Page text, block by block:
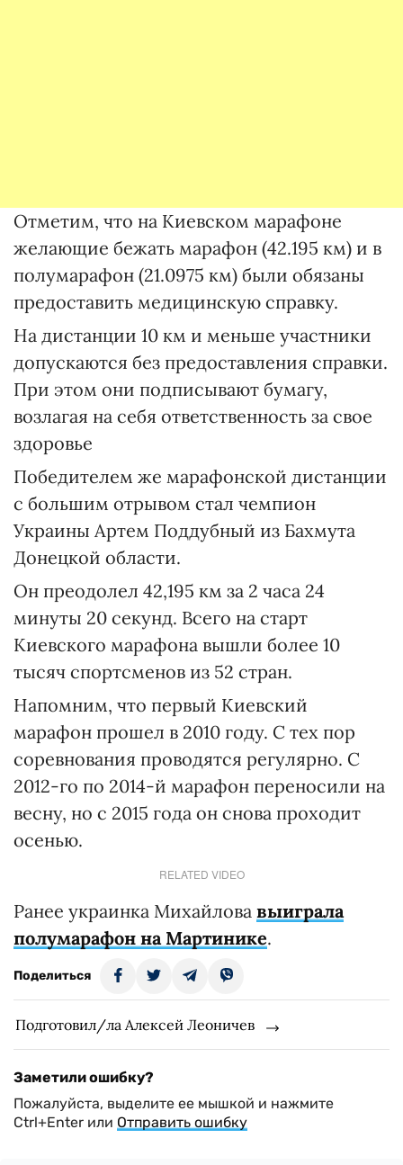
Отметим, что на Киевском марафоне
желающие бежать марафон (42.195 км) и в
полумарафон (21.0975 км) были обязаны
предоставить медицинскую справку.
На дистанции 10 км и меньше участники
допускаются без предоставления справки.
При этом они подписывают бумагу,
возлагая на себя ответственность за свое
здоровье
Победителем же марафонской дистанции
с большим отрывом стал чемпион
Украины Артем Поддубный из Бахмута
Донецкой области.
Он преодолел 42,195 км за 2 часа 24
минуты 20 секунд. Всего на старт
Киевского марафона вышли более 10
тысяч спортсменов из 52 стран.
Напомним, что первый Киевский
марафон прошел в 2010 году. С тех пор
соревнования проводятся регулярно. С
2012-го по 2014-й марафон переносили на
весну, но с 2015 года он снова проходит
осенью.
RELATED VIDEO
Ранее украинка Михайлова выиграла
полумарафон на Мартинике.
Поделиться
Подготовил/ла Алексей Леоничев
Заметили ошибку?
Пожалуйста, выделите ее мышкой и нажмите
Ctrl+Enter или Отправить ошибку